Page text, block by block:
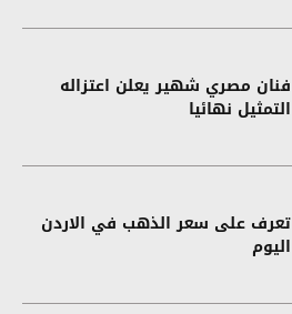
فنان مصري شهير يعلن اعتزاله
التمثيل نهائيا
تعرف على سعر الذهب في الاردن
اليوم